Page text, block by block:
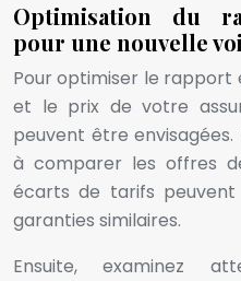
Optimisation du
pour une nouvelle
Pour optimiser le
et le prix de votre
peuvent être envisagées.
à comparer les offres
écarts de tarifs
garanties similaires.
Ensuite, examinez